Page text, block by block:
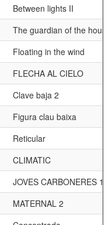
Between lights II
The guardian of the
Floating in the wind
FLECHA AL CIELO
Clave baja 2
Figura clau baixa
Reticular
CLIMATIC
JOVES CARBONERES 1
MATERNAL 2